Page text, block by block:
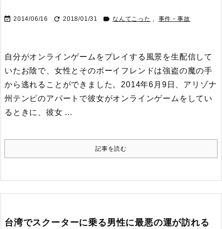
 2014/06/16  2018/01/31  なんてこった , 事件・事故
自分がオンラインゲームをプレイする風景を生配信して
いたお陰で、女性とそのボーイフレンドは強盗の魔の手
から逃れることができました。 2014年6月9日、アリゾナ
州テンピのアパートで彼女がオンラインゲームをしてい
るときに、彼女 ...
記事を読む
台湾でスクーターに乗る男性に最悪の運が訪れる